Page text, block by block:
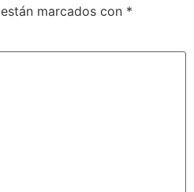
marcados con *